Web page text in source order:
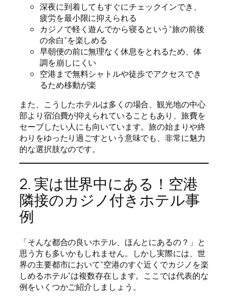
深夜に到着してもすぐにチェックインでき、
疲労を最小限に抑えられる
カジノで軽く遊んでから寝るという“旅の前後
の余白”を楽しめる
早朝便の前に無理なく休息をとれるため、体
調を崩しにくい
空港まで無料シャトルや徒歩でアクセスでき
るため移動が楽
また、こうしたホテルは多くの場合、観光地の中心
部より宿泊費が抑えられていることもあり、旅費を
セーブしたい人にも向いています。旅の始まりや終
わりをゆったり過ごすという意味でも、非常に魅力
的な選択肢なのです。
2. 実は世界中にある！空港
隣接のカジノ付きホテル事
例
「そんな都合の良いホテル、ほんとにあるの？」と
思う方も多いかもしれません。しかし実際には、世
界の主要都市において“空港のすぐ近くでカジノを楽
しめるホテル”は複数存在します。ここでは代表的な
例をいくつかご紹介しましょう。